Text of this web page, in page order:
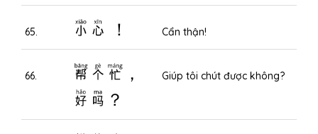
65. 小心 ！ Cẩn thận!
66.
帮个忙，
好吗？
Giúp tôi chút được không?